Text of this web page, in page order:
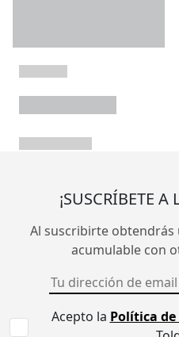
¡SUSCRÍBETE A
Al suscribirte obtendrás
acumulable con
Acepto la Política